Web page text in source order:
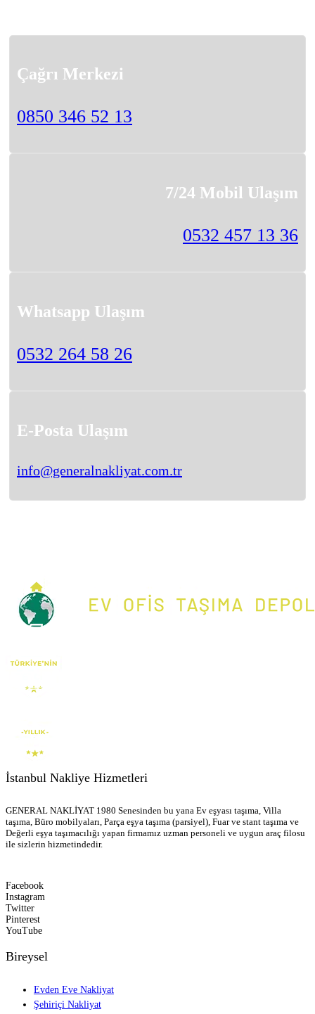
Çağrı Merkezi
0850 346 52 13
7/24 Mobil Ulaşım
0532 457 13 36
Whatsapp Ulaşım
0532 264 58 26
E-Posta Ulaşım
info@generalnakliyat.com.tr
İstanbul Nakliye Hizmetleri
GENERAL NAKLİYAT 1980 Senesinden bu yana Ev eşyası taşıma, Villa
taşıma, Büro mobilyaları, Parça eşya taşıma (parsiyel), Fuar ve stant taşıma ve
Değerli eşya taşımacılığı yapan firmamız uzman personeli ve uygun araç filosu
ile sizlerin hizmetindedir.
Facebook
Instagram
Twitter
Pinterest
YouTube
Bireysel
Evden Eve Nakliyat
Şehiriçi Nakliyat